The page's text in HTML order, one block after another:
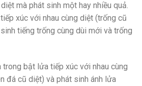
mà phát sinh một hay nhiều quả.
xúc với nhau cùng diệt (trống cũ
tiếng trống cùng dùi mới và trống
trong bật lửa tiếp xúc với nhau cùng
đá cũ diệt) và phát sinh ánh lửa